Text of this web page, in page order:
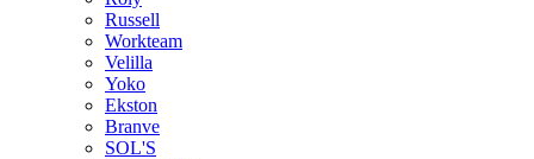
Russell
Workteam
Velilla
Yoko
Ekston
Branve
SOL'S